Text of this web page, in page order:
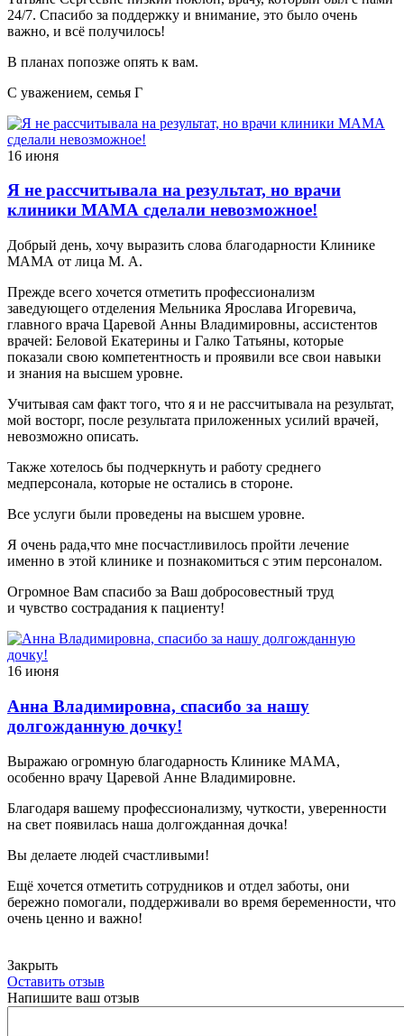
24/7. Спасибо за поддержку и внимание, это было очень
важно, и всё получилось!
В планах попозже опять к вам.
С уважением, семья Г
16 июня
Я не рассчитывала на результат, но врачи
клиники МАМА сделали невозможное!
Добрый день, хочу выразить слова благодарности Клинике
МАМА от лица М. А.
Прежде всего хочется отметить профессионализм
заведующего отделения Мельника Ярослава Игоревича,
главного врача Царевой Анны Владимировны, ассистентов
врачей: Беловой Екатерины и Галко Татьяны, которые
показали свою компетентность и проявили все свои навыки
и знания на высшем уровне.
Учитывая сам факт того, что я и не рассчитывала на результат,
мой восторг, после результата приложенных усилий врачей,
невозможно описать.
Также хотелось бы подчеркнуть и работу среднего
медперсонала, которые не остались в стороне.
Все услуги были проведены на высшем уровне.
Я очень рада,что мне посчастливилось пройти лечение
именно в этой клинике и познакомиться с этим персоналом.
Огромное Вам спасибо за Ваш добросовестный труд
и чувство сострадания к пациенту!
16 июня
Анна Владимировна, спасибо за нашу
долгожданную дочку!
Выражаю огромную благодарность Клинике МАМА,
особенно врачу Царевой Анне Владимировне.
Благодаря вашему профессионализму, чуткости, уверенности
на свет появилась наша долгожданная дочка!
Вы делаете людей счастливыми!
Ещё хочется отметить сотрудников и отдел заботы, они
бережно помогали, поддерживали во время беременности, что
очень ценно и важно!
Закрыть
Оставить отзыв
Напишите ваш отзыв